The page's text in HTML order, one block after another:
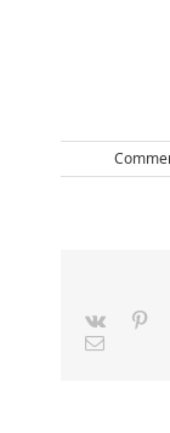
Tumblr
Pinterest
Vk
Email